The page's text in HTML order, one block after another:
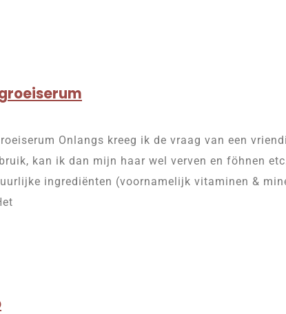
Onlangs kreeg ik de vraag van een
kan ik dan mijn haar wel verven en föhnen
ingrediënten (voornamelijk vitaminen &